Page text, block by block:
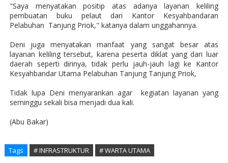
"Saya menyatakan positip atas adanya layanan keliling
pembuatan buku pelaut dari Kantor Kesyahbandaran
Pelabuhan Tanjung Priok," katanya dalam unggahannya.
Deni juga menyatakan manfaat yang sangat besar atas
layanan keliling tersebut, karena peserta diklat yang dari luar
daerah seperti dirinya, tidak perlu jauh-jauh lagi ke Kantor
Kesyahbandar Utama Pelabuhan Tanjung Tanjung Priok,
Tidak lupa Deni menyarankan agar
kegiatan layanan yang
seminggu sekali bisa menjadi dua kali.
(Abu Bakar)
Tags # INFRASTRUKTUR # WARTA UTAMA